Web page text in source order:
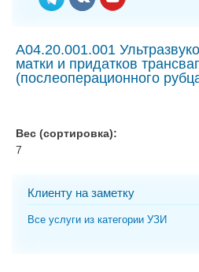
А04.20.001.001
матки и придатков
(послеоперационного
Вес (сортировка):
7
Клиенту на заметку
Все услуги из категории УЗИ